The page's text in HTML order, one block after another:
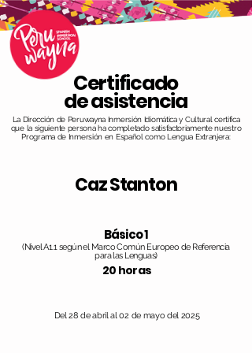
Certificado
de asistencia
La Dirección de Peruwayna Inmersión Idiomática y Cultural certifica
que la siguiente persona ha completado satisfactoriamente nuestro
Programa de Inmersión en Español como Lengua Extranjera:
Caz Stanton
Básico 1
(Nivel A1.1 según el Marco Común Europeo de Referencia
para las Lenguas)
20 horas
Del 28 de abril al 02 de mayo del 2025